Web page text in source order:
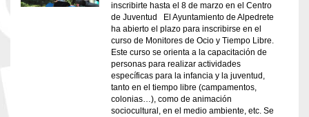
inscribirte hasta el 8 de marzo en el Centro
de Juventud El Ayuntamiento de Alpedrete
ha abierto el plazo para inscribirse en el
curso de Monitores de Ocio y Tiempo Libre.
Este curso se orienta a la capacitación de
personas para realizar actividades
específicas para la infancia y la juventud,
tanto en el tiempo libre (campamentos,
colonias…), como de animación
sociocultural, en el medio ambiente, etc. Se